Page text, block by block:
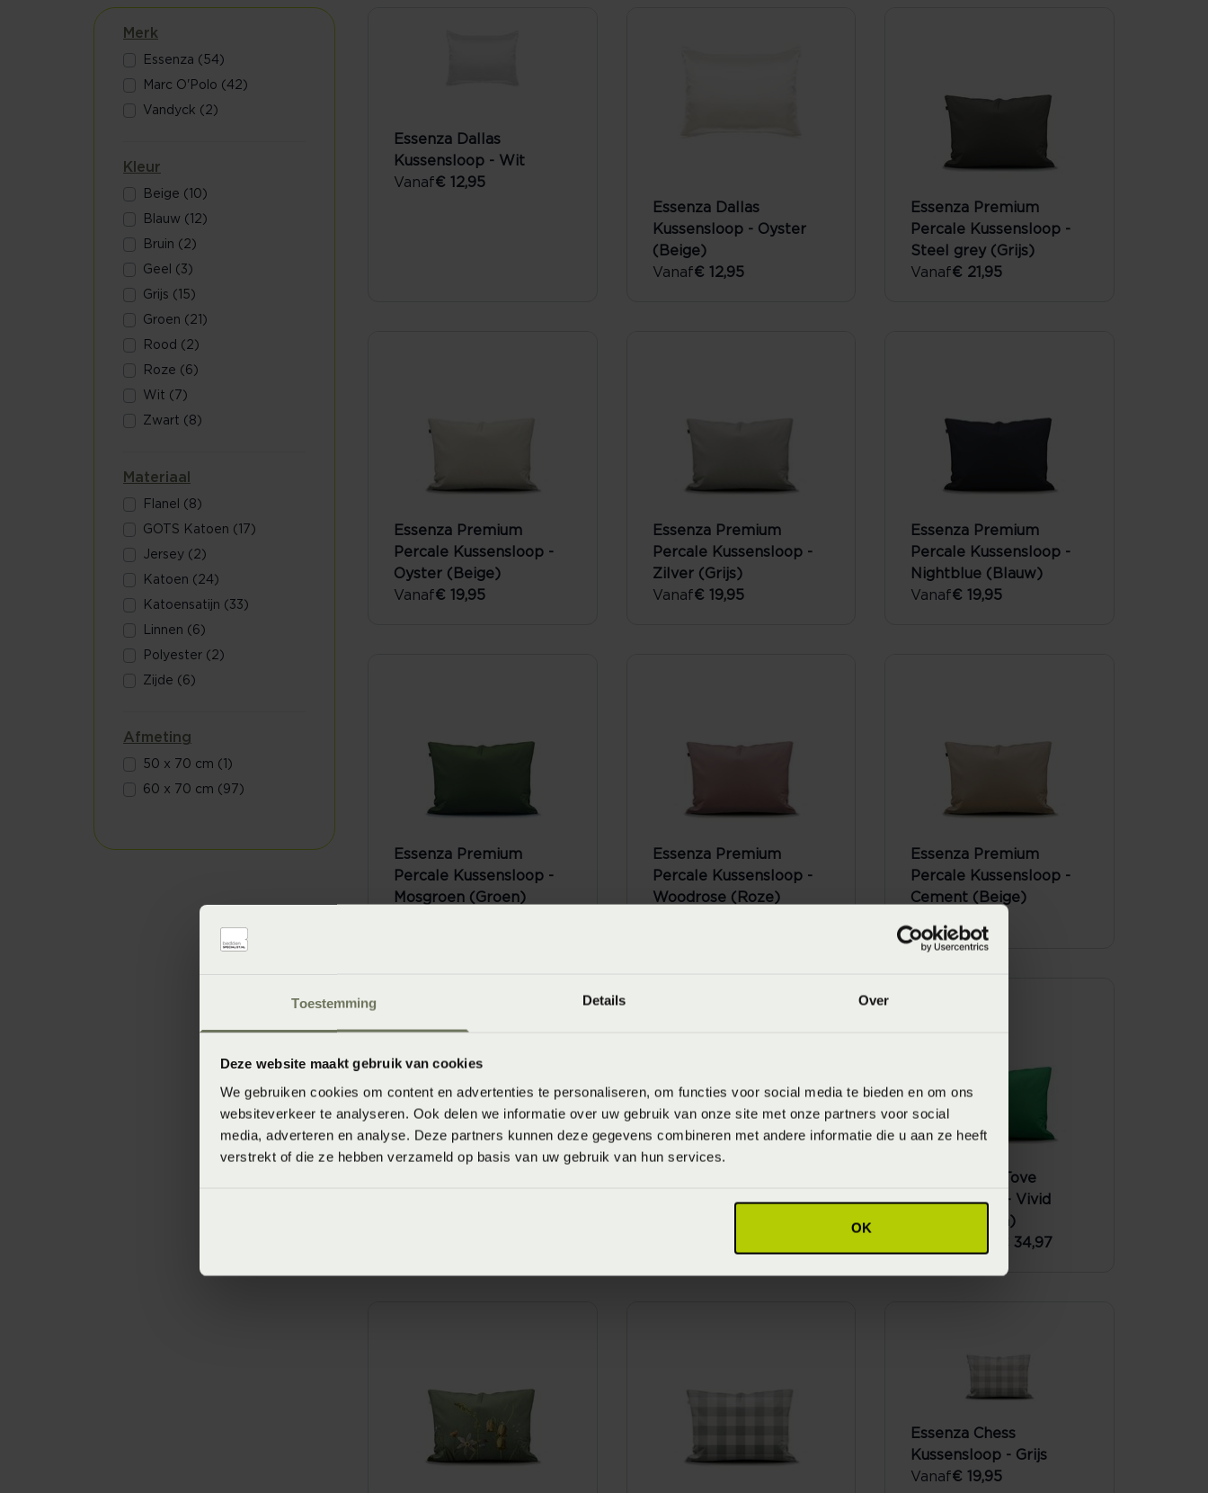
Toestemming Details Over
Deze website maakt gebruik van cookies
We gebruiken cookies om content en advertenties te personaliseren, om functies voor social media te bieden en om ons
websiteverkeer te analyseren. Ook delen we informatie over uw gebruik van onze site met onze partners voor social
media, adverteren en analyse. Deze partners kunnen deze gegevens combineren met andere informatie die u aan ze heeft
verstrekt of die ze hebben verzameld op basis van uw gebruik van hun services.
OK
Merk
Essenza (54)
Marc O'Polo (42)
Vandyck (2)
Kleur
Beige (10)
Blauw (12)
Bruin (2)
Geel (3)
Grijs (15)
Groen (21)
Rood (2)
Roze (6)
Wit (7)
Zwart (8)
Materiaal
Flanel (8)
GOTS Katoen (17)
Jersey (2)
Katoen (24)
Katoensatijn (33)
Linnen (6)
Polyester (2)
Zijde (6)
Afmeting
50 x 70 cm (1)
60 x 70 cm (97)
Essenza Dallas
Kussensloop - Wit
Vanaf€ 12,95
Essenza Dallas
Kussensloop - Oyster
(Beige)
Vanaf€ 12,95
Essenza Premium
Percale Kussensloop -
Steel grey (Grijs)
Vanaf€ 21,95
Essenza Premium
Percale Kussensloop -
Oyster (Beige)
Vanaf€ 19,95
Essenza Premium
Percale Kussensloop -
Zilver (Grijs)
Vanaf€ 19,95
Essenza Premium
Percale Kussensloop -
Nightblue (Blauw)
Vanaf€ 19,95
Essenza Premium
Percale Kussensloop -
Mosgroen (Groen)
Essenza Premium
Percale Kussensloop -
Woodrose (Roze)
Essenza Premium
Percale Kussensloop -
Cement (Beige)
Kussensloop - Blooming
Marc O'Polo Tove
Kussensloop - Vivid
Green (Groen)
€ 34,97
Essenza Chess
Kussensloop - Grijs
Vanaf€ 19,95